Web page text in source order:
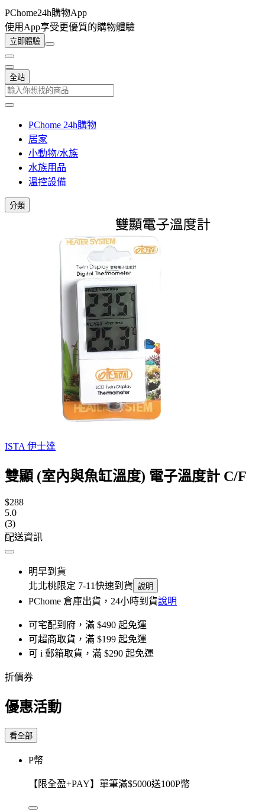
PChome24h購物App
使用App享受更優質的購物體驗
立即體驗
全站
PChome 24h購物
居家
小動物/水族
水族用品
溫控設備
分類
ISTA 伊士達
雙顯 (室內與魚缸溫度) 電子溫度計 C/F
$288
5.0
(3)
配送資訊
明早到貨
北北桃限定 7-11快速到貨 說明
PChome 倉庫出貨，24小時到貨說明
可宅配到府，滿 $490 起免運
可超商取貨，滿 $199 起免運
可 i 郵箱取貨，滿 $290 起免運
折價券
優惠活動
看全部
P幣
【限全盈+PAY】單筆滿$5000送100P幣